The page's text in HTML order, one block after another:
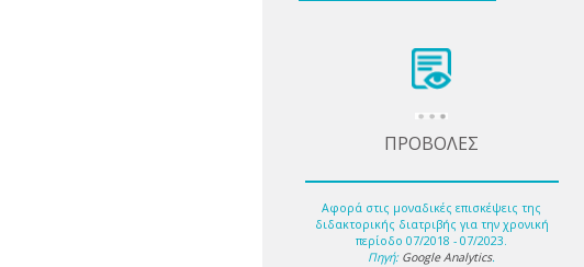
ΠΡΟΒΟΛΕΣ
Αφορά στις μοναδικές επισκέψεις της
διδακτορικής διατριβής για την χρονική
περίοδο 07/2018 - 07/2023.
Πηγή: Google Analytics.